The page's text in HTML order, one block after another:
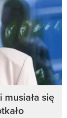
się